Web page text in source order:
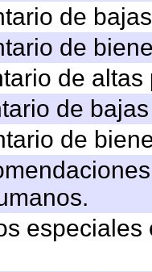
de
de
de
de
de